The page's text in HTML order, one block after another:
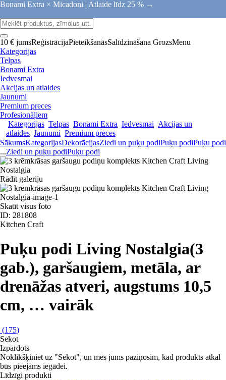
Bonami Extra × Micadoni | Atlaide līdz 25 % →
10 € jumsReģistrācijaPieteikšanāsSalīdzināšana GrozsMenu
Kategorijas
Telpas
Bonami Extra
Iedvesmai
Akcijas un atlaides
Jaunumi
Premium preces
Profesionāļiem
Kategorijas Telpas Bonami Extra Iedvesmai Akcijas un
atlaides Jaunumi Premium preces
SākumsKategorijasDekorācijasZiedi un puķu podiPuķu podiPuķu podi
...Ziedi un puķu podiPuķu podi
Rādīt galeriju
Skatīt visus foto
ID: 281808
Kitchen Craft
Puķu podi Living Nostalgia(3
gab.), garšaugiem, metāla, ar
drenāžas atveri, augstums 10,5
cm, … vairāk
(175)
Sekot
Izpārdots
Noklikšķiniet uz "Sekot", un mēs jums paziņosim, kad produkts atkal
būs pieejams iegādei.
Līdzīgi produkti